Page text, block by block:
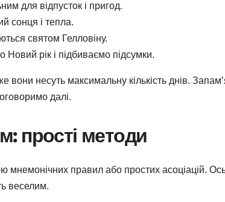
для відпусток і пригод.
сонця і тепла.
святом Гелловіну.
Новий рік і підбиваємо підсумки.
вони несуть максимальну кількість днів.
далі.
прості методи
мнемонічних правил або простих асоціацій.
веселим.